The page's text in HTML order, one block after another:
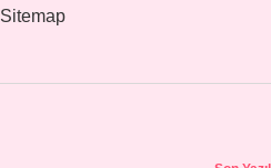
Sitemap